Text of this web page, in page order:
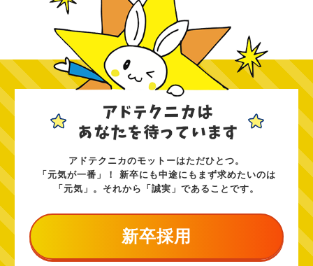
アドテクニカのモットーはただひとつ。
「元気が一番」！ 新卒にも中途にもまず求めたいのは
「元気」。それから「誠実」であることです。
新卒採用